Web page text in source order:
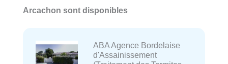
Arcachon sont disponibles
ABA Agence Bordelaise
d'Assainissement